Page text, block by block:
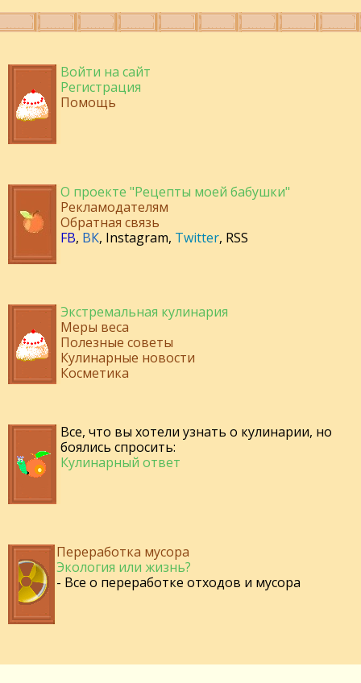
Войти на сайт
Регистрация
Помощь
О проекте "Рецепты моей бабушки"
Рекламодателям
Обратная связь
FB, ВК, Instagram, Twitter, RSS
Экстремальная кулинария
Меры веса
Полезные советы
Кулинарные новости
Косметика
Все, что вы хотели узнать о кулинарии, но
боялись спросить:
Кулинарный ответ
Переработка мусора
Экология или жизнь?
- Все о переработке отходов и мусора